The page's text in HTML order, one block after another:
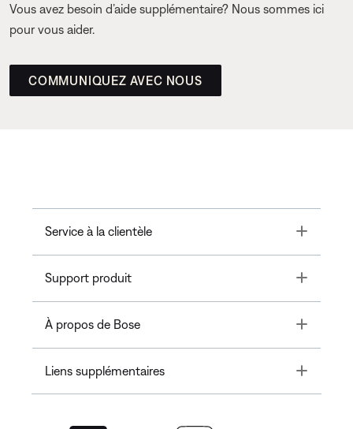
Vous avez besoin d’aide supplémentaire? Nous sommes ici
pour vous aider.
COMMUNIQUEZ AVEC NOUS
Service à la clientèle Toggle
Support produit Toggle
À propos de Bose Toggle
Liens supplémentaires Toggle